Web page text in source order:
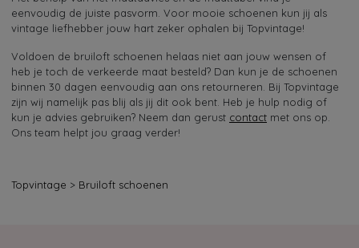
eenvoudig de juiste pasvorm. Voor mooie schoenen kun jij als
vintage liefhebber jouw hart zeker ophalen bij Topvintage!
Voldoen de bruiloft schoenen helaas niet aan jouw wensen of
heb je toch de verkeerde maat besteld? Dan kun je de schoenen
binnen 30 dagen eenvoudig aan ons retourneren. Bij Topvintage
zijn wij namelijk pas blij als jij dit ook bent. Heb je hulp nodig of
kun je advies gebruiken? Neem dan gerust contact met ons op.
Ons team helpt jou graag verder!
Topvintage > Bruiloft schoenen